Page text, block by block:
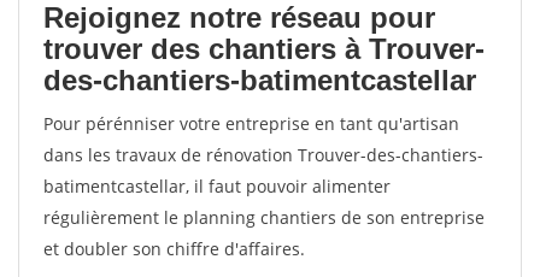
Rejoignez notre réseau pour
trouver des chantiers à Trouver-
des-chantiers-batimentcastellar
Pour pérénniser votre entreprise en tant qu'artisan
dans les travaux de rénovation Trouver-des-chantiers-
batimentcastellar, il faut pouvoir alimenter
régulièrement le planning chantiers de son entreprise
et doubler son chiffre d'affaires.